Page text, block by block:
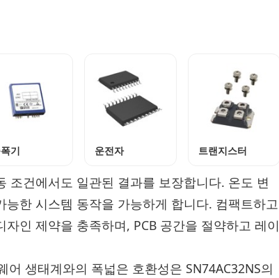
기 운전자 트랜지스터
조건에서도 일관된 결과를 보장합니다. 온도 변
한 시스템 동작을 가능하게 합니다. 컴팩트하고
인 제약을 충족하며, PCB 공간을 절약하고 레이
생태계와의 폭넓은 호환성은 SN74AC32NS의